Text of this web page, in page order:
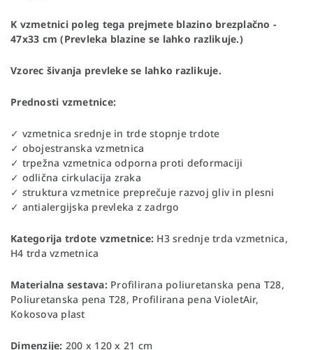
K vzmetnici poleg tega prejmete blazino brezplačno -
47x33 cm(Prevleka blazine se lahko razlikuje.)
Vzorec šivanja prevleke se lahko razlikuje.
Prednosti vzmetnice:
✓ vzmetnica srednje in trde stopnje trdote
✓ obojestranska vzmetnica
✓ trpežna vzmetnica odporna proti deformaciji
✓ odlična cirkulacija zraka
✓ struktura vzmetnice preprečuje razvoj gliv in plesni
✓ antialergijska prevleka z zadrgo
Kategorija trdote vzmetnice: H3 srednje trda vzmetnica,
H4 trda vzmetnica
Materialna sestava: Profilirana poliuretanska pena T28,
Poliuretanska pena T28, Profilirana pena VioletAir,
Kokosova plast
Dimenzije: 200 x 120 x 21 cm